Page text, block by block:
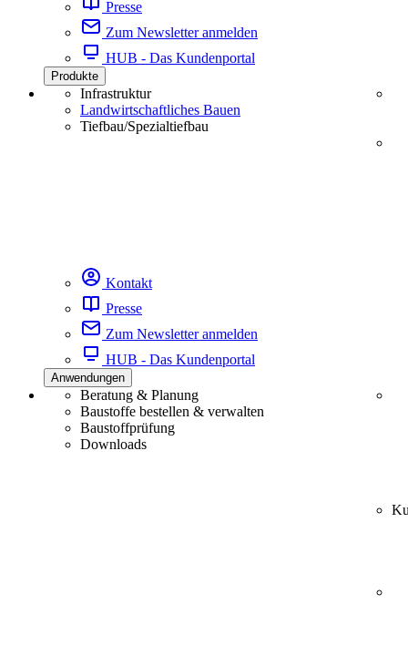
Presse
Zum Newsletter anmelden
HUB - Das Kundenportal
Produkte
Infrastruktur
Landwirtschaftliches Bauen
Tiefbau/Spezialtiefbau
Kontakt
Presse
Zum Newsletter anmelden
HUB - Das Kundenportal
Anwendungen
Beratung & Planung
Baustoffe bestellen & verwalten
Baustoffprüfung
Downloads